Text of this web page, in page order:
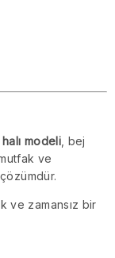
modeli, bej
ve
ve zamansız bir